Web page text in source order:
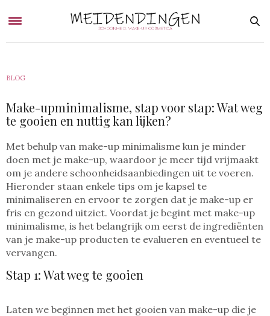
BLOG
Make-upminimalisme, stap voor stap: Wat weg
te gooien en nuttig kan lijken?
Met behulp van make-up minimalisme kun je minder
doen met je make-up, waardoor je meer tijd vrijmaakt
om je andere schoonheidsaanbiedingen uit te voeren.
Hieronder staan enkele tips om je kapsel te
minimaliseren en ervoor te zorgen dat je make-up er
fris en gezond uitziet. Voordat je begint met make-up
minimalisme, is het belangrijk om eerst de ingrediënten
van je make-up producten te evalueren en eventueel te
vervangen.
Stap 1: Wat weg te gooien
Laten we beginnen met het gooien van make-up die je